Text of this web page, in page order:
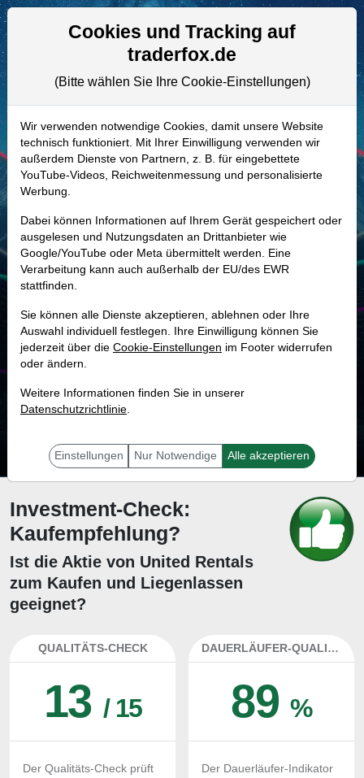
Aktien- und Artikelsuche
911443 | URI–United Rentals Aktie
Realtime-Aktienkurs:
-
-
Marktkapitalisierung 72,38 Mrd. USD
Unternehmenswert 87,65 Mrd. USD
MONKEY-TRADER INDIKATOR
58.6 %
Mit 58.6 % Wahrscheinlichkeit wird selbst der unglücklichst agierende Trader
Investment-Check:
Kaufempfehlung?
Ist die Aktie von United Rentals
zum Kaufen und Liegenlassen
geeignet?
QUALITÄTS-CHECK
13 / 15
Der Qualitäts-Check prüft
DAUERLÄUFER-QUALITÄTEN
89%
Der Dauerläufer-Indikator
Cookies und Tracking auf
traderfox.de
(Bitte wählen Sie Ihre Cookie-Einstellungen)
Wir verwenden notwendige Cookies, damit unsere Website
technisch funktioniert. Mit Ihrer Einwilligung verwenden wir
außerdem Dienste von Partnern, z. B. für eingebettete
YouTube-Videos, Reichweitenmessung und personalisierte
Werbung.
Dabei können Informationen auf Ihrem Gerät gespeichert oder
ausgelesen und Nutzungsdaten an Drittanbieter wie
Google/YouTube oder Meta übermittelt werden. Eine
Verarbeitung kann auch außerhalb der EU/des EWR
stattfinden.
Sie können alle Dienste akzeptieren, ablehnen oder Ihre
Auswahl individuell festlegen. Ihre Einwilligung können Sie
jederzeit über die Cookie-Einstellungen im Footer widerrufen
oder ändern.
Weitere Informationen finden Sie in unserer
Datenschutzrichtlinie.
Einstellungen Nur Notwendige Alle akzeptieren